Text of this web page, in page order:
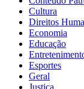
Cultura
Direitos
Economia
Educação
Esportes
Geral